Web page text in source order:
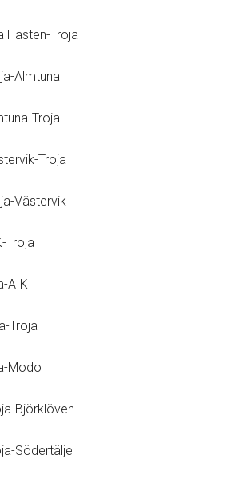
Hästen-Troja
Almtuna
Troja
Troja
Västervik
Troja
AIK
Troja
Modo
Björklöven
Södertälje